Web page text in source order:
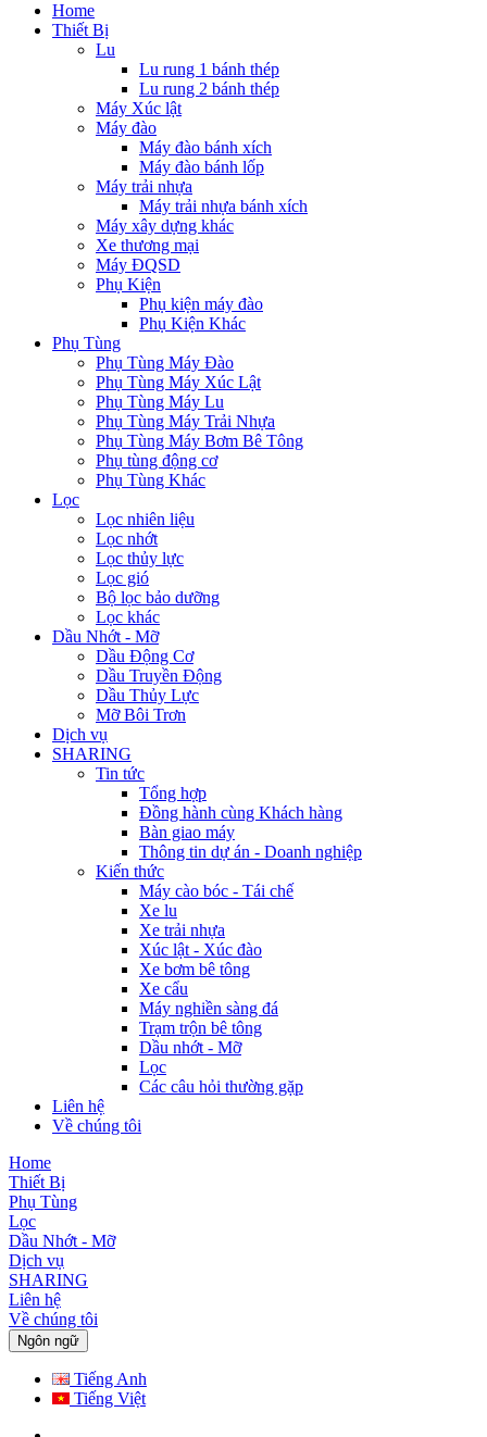
Home
Thiết Bị
Lu
Lu rung 1 bánh thép
Lu rung 2 bánh thép
Máy Xúc lật
Máy đào
Máy đào bánh xích
Máy đào bánh lốp
Máy trải nhựa
Máy trải nhựa bánh xích
Máy xây dựng khác
Xe thương mại
Máy ĐQSD
Phụ Kiện
Phụ kiện máy đào
Phụ Kiện Khác
Phụ Tùng
Phụ Tùng Máy Đào
Phụ Tùng Máy Xúc Lật
Phụ Tùng Máy Lu
Phụ Tùng Máy Trải Nhựa
Phụ Tùng Máy Bơm Bê Tông
Phụ tùng động cơ
Phụ Tùng Khác
Lọc
Lọc nhiên liệu
Lọc nhớt
Lọc thủy lực
Lọc gió
Bộ lọc bảo dưỡng
Lọc khác
Dầu Nhớt - Mỡ
Dầu Động Cơ
Dầu Truyền Động
Dầu Thủy Lực
Mỡ Bôi Trơn
Dịch vụ
SHARING
Tin tức
Tổng hợp
Đồng hành cùng Khách hàng
Bàn giao máy
Thông tin dự án - Doanh nghiệp
Kiến thức
Máy cào bóc - Tái chế
Xe lu
Xe trải nhựa
Xúc lật - Xúc đào
Xe bơm bê tông
Xe cẩu
Máy nghiền sàng đá
Trạm trộn bê tông
Dầu nhớt - Mỡ
Lọc
Các câu hỏi thường gặp
Liên hệ
Về chúng tôi
Home
Thiết Bị
Phụ Tùng
Lọc
Dầu Nhớt - Mỡ
Dịch vụ
SHARING
Liên hệ
Về chúng tôi
Ngôn ngữ
Tiếng Anh
Tiếng Việt